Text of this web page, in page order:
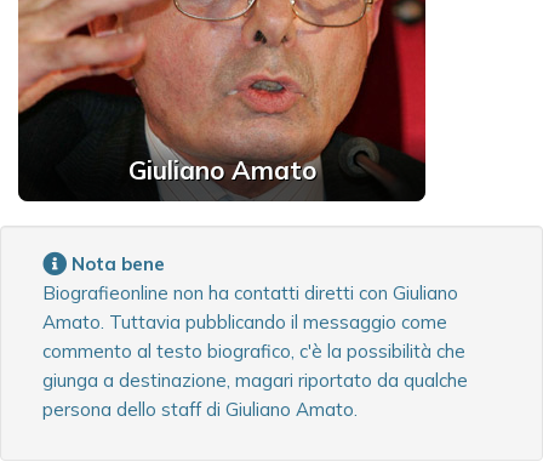
Giuliano Amato
Nota bene
Biografieonline non ha contatti diretti con Giuliano
Amato. Tuttavia pubblicando il messaggio come
commento al testo biografico, c'è la possibilità che
giunga a destinazione, magari riportato da qualche
persona dello staff di Giuliano Amato.